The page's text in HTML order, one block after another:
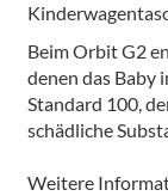
Beim Orbit G2
denen das Baby
Standard 100,
schädliche
Weitere